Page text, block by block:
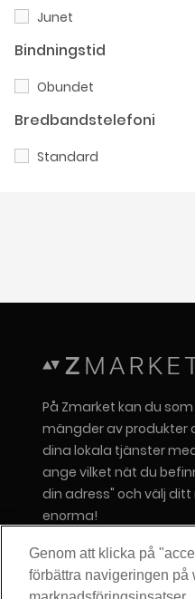
Junet
Bindningstid
Obundet
Bredbandstelefoni
Standard
På Zmarket kan du
mängder av produkter
dina lokala tjänster
ange vilket nät du
din adress" och välj
enorma!
Om Zitius
Press
Genom att klicka på
förbättra navigeringen